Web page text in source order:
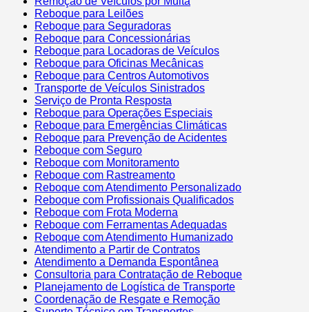
Reboque para Leilões
Reboque para Seguradoras
Reboque para Concessionárias
Reboque para Locadoras de Veículos
Reboque para Oficinas Mecânicas
Reboque para Centros Automotivos
Transporte de Veículos Sinistrados
Serviço de Pronta Resposta
Reboque para Operações Especiais
Reboque para Emergências Climáticas
Reboque para Prevenção de Acidentes
Reboque com Seguro
Reboque com Monitoramento
Reboque com Rastreamento
Reboque com Atendimento Personalizado
Reboque com Profissionais Qualificados
Reboque com Frota Moderna
Reboque com Ferramentas Adequadas
Reboque com Atendimento Humanizado
Atendimento a Partir de Contratos
Atendimento a Demanda Espontânea
Consultoria para Contratação de Reboque
Planejamento de Logística de Transporte
Coordenação de Resgate e Remoção